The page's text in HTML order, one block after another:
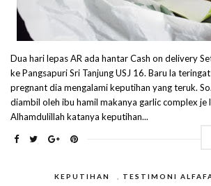
Dua hari lepas AR ada hantar Cash on delivery
ke Pangsapuri Sri Tanjung USJ 16. Baru la
pregnant dia mengalami keputihan yang teruk.
diambil oleh ibu hamil makanya garlic complex je
Alhamdulillah katanya keputihan...
KEPUTIHAN TESTIMONI